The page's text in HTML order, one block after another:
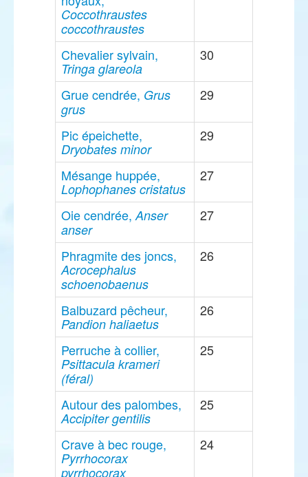
Coccothraustes
coccothraustes
Chevalier sylvain,
Tringa glareola
30
Grue cendrée, Grus
grus
29
Pic épeichette,
Dryobates minor
29
Mésange huppée,
Lophophanes cristatus
27
Oie cendrée,Anser
anser
27
Phragmite des joncs,
Acrocephalus
schoenobaenus
26
Balbuzard pêcheur,
Pandion haliaetus
26
Perruche à collier,
Psittacula krameri
(féral)
25
Autour des palombes,
Accipiter gentilis
25
Crave à bec rouge,
Pyrrhocorax
pyrrhocorax
24